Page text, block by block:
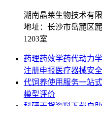
湖南晶莱生物技术有
地址：长沙市岳麓区
1203室
药理药效学药代动力学
注册申报 医疗器械安
代饲养使用服务一站
模型评价
科研干货资料下载自